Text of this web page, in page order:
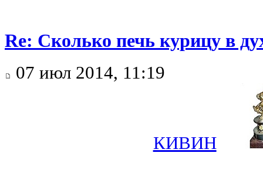
Re: Сколько печь курицу в
07 июл 2014, 11:19
КИВИН